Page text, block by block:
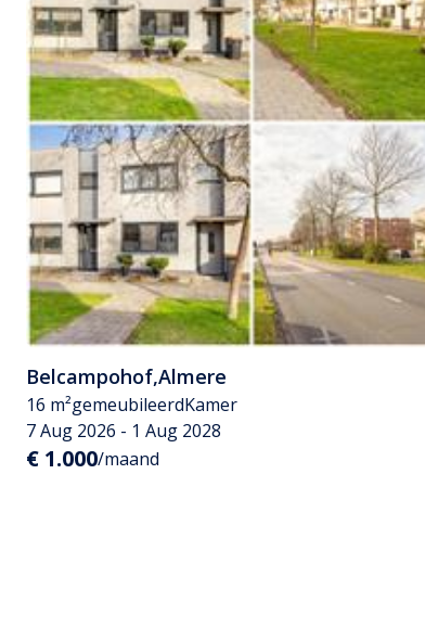
Belcampohof,Almere
16 m²gemeubileerdKamer
7 Aug 2026 - 1 Aug 2028
€ 1.000/maand